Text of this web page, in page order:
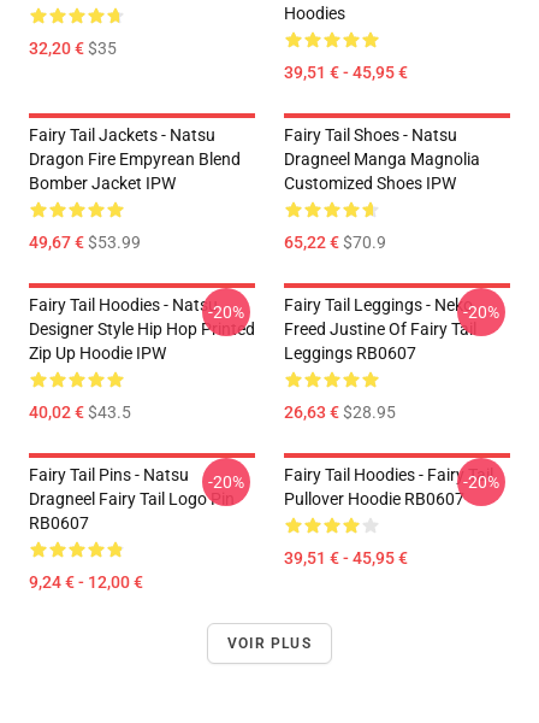
32,20 €$35
Hoodies
39,51 € - 45,95 €
Fairy Tail Jackets - Natsu
Dragon Fire Empyrean Blend
Bomber Jacket IPW
49,67 €$53.99
Fairy Tail Shoes - Natsu
Dragneel Manga Magnolia
Customized Shoes IPW
65,22 €$70.9
Fairy Tail Hoodies - Natsu
Designer Style Hip Hop Printed
Zip Up Hoodie IPW
40,02 €$43.5
-20%
Fairy Tail Leggings - Neko
Freed Justine Of Fairy Tail
Leggings RB0607
26,63 €$28.95
-20%
Fairy Tail Pins - Natsu
Dragneel Fairy Tail Logo Pin
RB0607
9,24 € - 12,00 €
-20%
Fairy Tail Hoodies - Fairy Tail
Pullover Hoodie RB0607
39,51 € - 45,95 €
-20%
VOIR PLUS